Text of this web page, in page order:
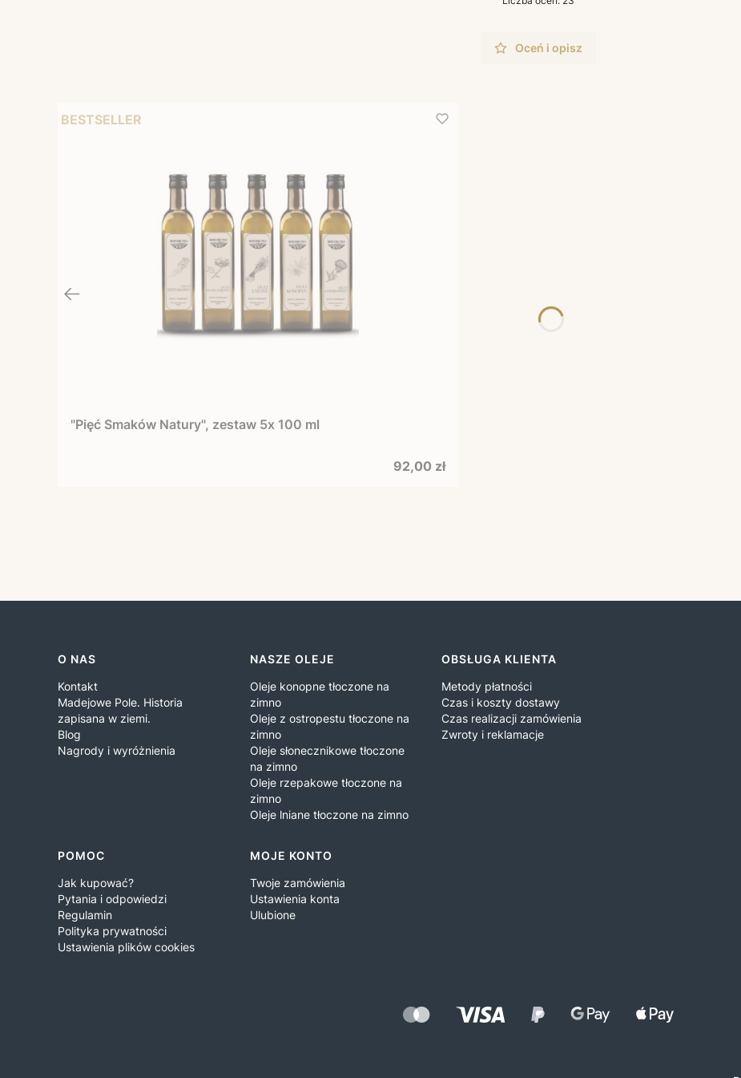
Oceń i opisz
BESTSELLER
"Pięć Smaków Natury", zestaw 5x 100 ml
Cena
92,00 zł
Linki w stopce
O NAS
Kontakt
Madejowe Pole. Historia
zapisana w ziemi.
Blog
Nagrody i wyróżnienia
NASZE OLEJE
Oleje konopne tłoczone na
zimno
Oleje z ostropestu tłoczone na
zimno
Oleje słonecznikowe tłoczone
na zimno
Oleje rzepakowe tłoczone na
zimno
Oleje lniane tłoczone na zimno
OBSŁUGA KLIENTA
Metody płatności
Czas i koszty dostawy
Czas realizacji zamówienia
Zwroty i reklamacje
POMOC
Jak kupować?
Pytania i odpowiedzi
Regulamin
Polityka prywatności
Ustawienia plików cookies
MOJE KONTO
Twoje zamówienia
Ustawienia konta
Ulubione